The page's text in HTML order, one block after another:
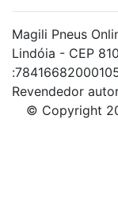
Magili Pneus
Lindóia - CEP
Revendedor
© Copyright